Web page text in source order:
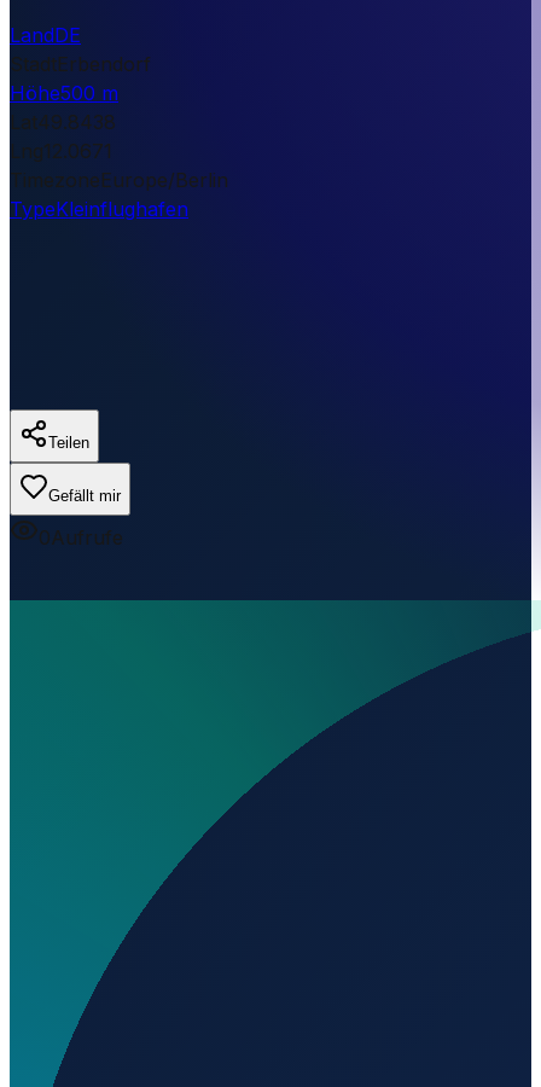
LandDE
StadtErbendorf
Höhe500 m
Lat49.8438
Lng12.0671
TimezoneEurope/Berlin
TypeKleinflughafen
Teilen
Gefällt mir
0Aufrufe
Wo liegt Erbendorf Airfield?
Auf welcher Höhe liegt Erbendorf Airfield?
Wird geladen...
49.84380